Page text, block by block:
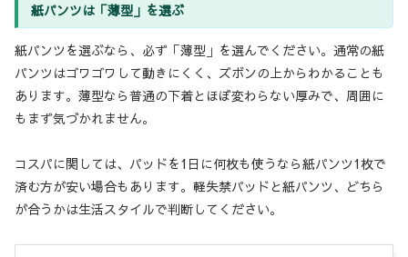
紙パンツは「薄型」を選ぶ
紙パンツを選ぶなら、必ず「薄型」を選んでください。通常の紙
パンツはゴワゴワして動きにくく、ズボンの上からわかることも
あります。薄型なら普通の下着とほぼ変わらない厚みで、周囲に
もまず気づかれません。
コスパに関しては、パッドを1日に何枚も使うなら紙パンツ1枚で
済む方が安い場合もあります。軽失禁パッドと紙パンツ、どちら
が合うかは生活スタイルで判断してください。